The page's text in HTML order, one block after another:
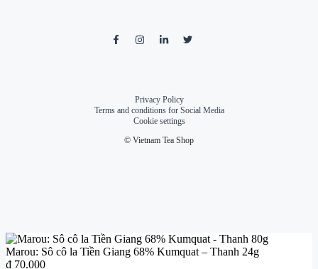
Privacy Policy
Terms and conditions for Social Media
Cookie settings
© Vietnam Tea Shop
Marou: Sô cô la Tiền Giang 68% Kumquat – Thanh 24g
₫ 70.000